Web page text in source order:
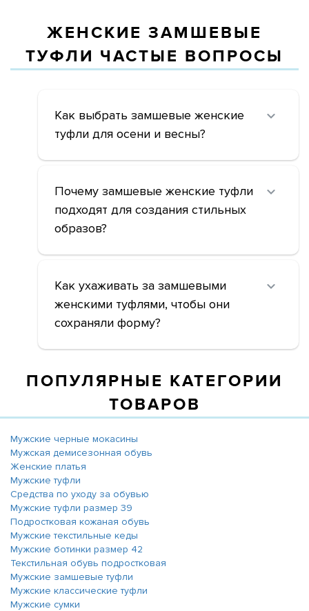
ЖЕНСКИЕ ЗАМШЕВЫЕ
ТУФЛИ ЧАСТЫЕ ВОПРОСЫ
Как выбрать замшевые женские
туфли для осени и весны?
Почему замшевые женские туфли
подходят для создания стильных
образов?
Как ухаживать за замшевыми
женскими туфлями, чтобы они
сохраняли форму?
ПОПУЛЯРНЫЕ КАТЕГОРИИ
ТОВАРОВ
Мужские черные мокасины
Мужская демисезонная обувь
Женские платья
Мужские туфли
Средства по уходу за обувью
Мужские туфли размер 39
Подростковая кожаная обувь
Мужские текстильные кеды
Мужские ботинки размер 42
Текстильная обувь подростковая
Мужские замшевые туфли
Мужские классические туфли
Мужские сумки